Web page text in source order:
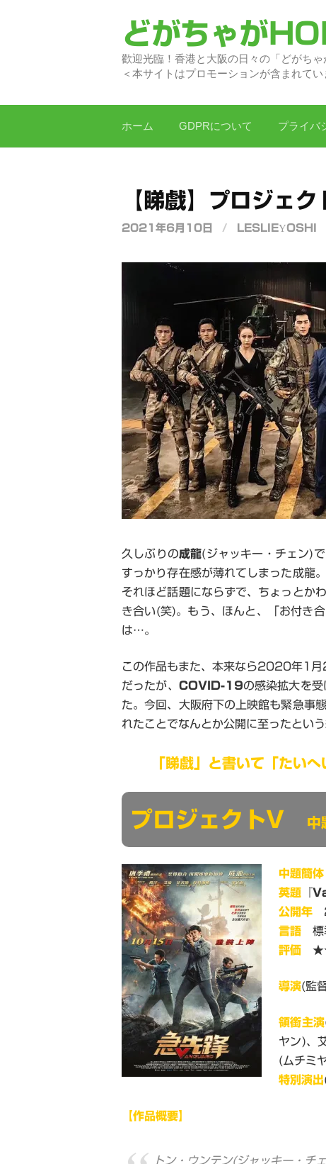
へ
どがちゃが
歡迎光臨！香港と大阪の日
＜本サイトはプロモーションが含まれてい
ホーム GDPRについて プライバ
【睇戲】プロジェ
2021年6月10日 / LESLIEYOSHI
久しぶりの成龍(ジャッキー・チェン)
すっかり存在感が薄れてしまった成龍
それほど話題にならずで、ちょっとか
き合い(笑)。もう、ほんと、「お付き
は…。
この作品もまた、本来なら2020年1月
だったが、 COVID-19の感染拡大を
た。今回、大阪府下の上映館も緊急事
れたことでなんとか公開に至ったという
「睇戲」と書いて「たい
プロジェクトV 中
中題簡体
英題 『
公開年
言語 標
評価 ★★
導演(監
領銜主演
ヤン)、
(ムチミ
特別演出
【作品概要】
トン・ウンテン(ジャッキー・チ